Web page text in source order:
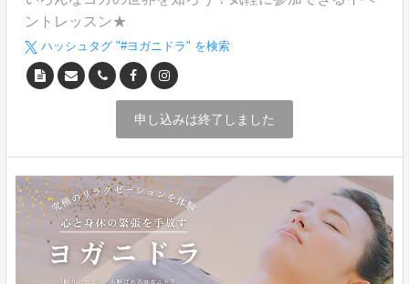
ントレッスン★
ハッシュタグ "#ヨガニドラ" を検索
申し込みは終了しました